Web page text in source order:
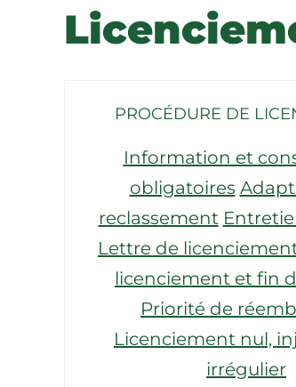
PROCÉDURE DE
Information et
obligatoires
reclassement
Lettre de
licenciement et fin
Priorité de
Licenciement nul,
irrégulier